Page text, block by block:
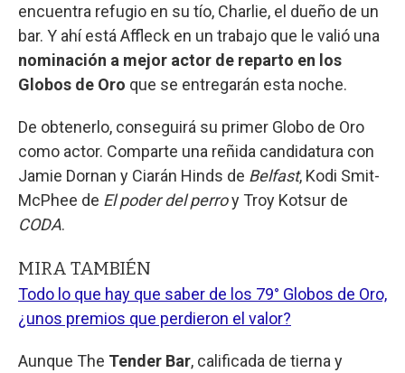
encuentra refugio en su tío, Charlie, el dueño de un
bar. Y ahí está Affleck en un trabajo que le valió una
nominación a mejor actor de reparto en los
Globos de Oro que se entregarán esta noche.
De obtenerlo, conseguirá su primer Globo de Oro
como actor. Comparte una reñida candidatura con
Jamie Dornan y Ciarán Hinds de Belfast, Kodi Smit-
McPhee de El poder del perroy Troy Kotsur de
CODA.
MIRA TAMBIÉN
Todo lo que hay que saber de los 79° Globos de Oro,
¿unos premios que perdieron el valor?
Aunque The Tender Bar, calificada de tierna y